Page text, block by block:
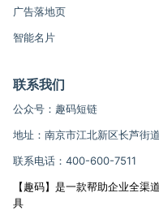
广告落地页
智能名片
联系我们
公众号：趣码短链
地址：南京市江北新区长芦街
联系电话：400-600-7511
【趣码】是一款帮助企业全渠
具